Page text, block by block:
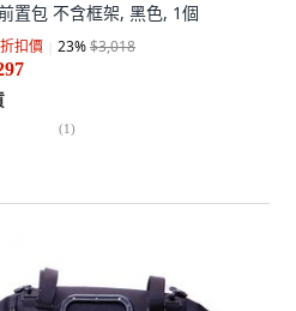
置包 不含框架, 黑色, 1個
扣價 23%$3,018
(1)